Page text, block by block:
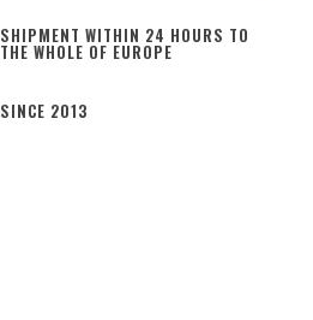
SHIPMENT WITHIN 24 HOURS TO
THE WHOLE OF EUROPE
SINCE 2013